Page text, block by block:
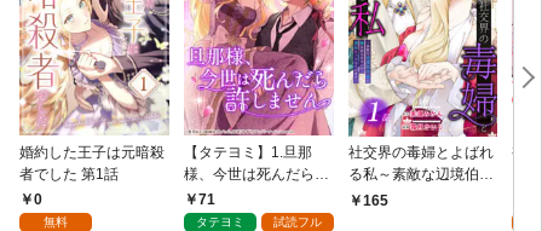
婚約した王子は元暗殺
者でした 第1話
0
無料
【タテヨミ】1.旦那
様、今世は死んだら許
しません
71
タテヨミ 試読フル
社交界の毒婦とよばれ
る私～素敵な辺境伯令
息に腕を折られたの
165
視